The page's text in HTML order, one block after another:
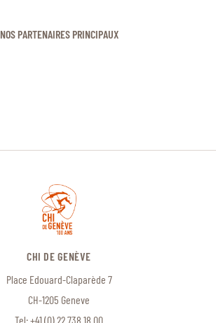
NOS PARTENAIRES PRINCIPAUX
CHI DE GENÈVE
Place Edouard-Claparède 7
CH-1205 Geneve
Tel:+41 (0) 22 738 18 00